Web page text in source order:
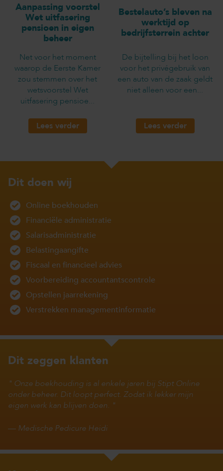
Aanpassing voorstel
Wet uitfasering
pensioen in eigen
beheer
Net voor het moment
waarop de Eerste Kamer
zou stemmen over het
wetsvoorstel Wet
uitfasering pensioe...
Lees verder
Bestelauto’s bleven na
werktijd op
bedrijfsterrein achter
De bijtelling bij het loon
voor het privégebruik van
een auto van de zaak geldt
niet alleen voor een...
Lees verder
Dit doen wij
Online boekhouden
Financiële administratie
Salarisadministratie
Belastingaangifte
Fiscaal en financieel advies
Voorbereiding accountantscontrole
Opstellen jaarrekening
Verstrekken managementinformatie
Dit zeggen klanten
Onze boekhouding is al enkele jaren bij Stipt Online
onder beheer. Dit loopt perfect. Zodat ik lekker mijn
eigen werk kan blijven doen.
— Medische Pedicure Heidi